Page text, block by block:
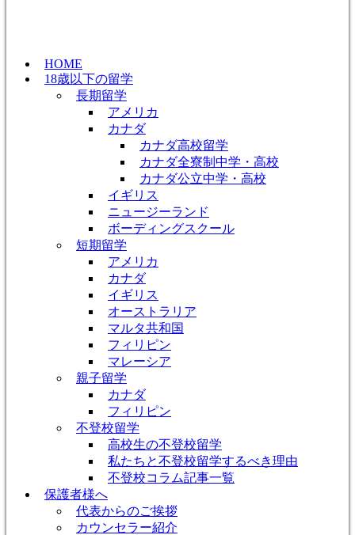
HOME
18歳以下の留学
長期留学
アメリカ
カナダ
カナダ高校留学
カナダ全寮制中学・高校
カナダ公立中学・高校
イギリス
ニュージーランド
ボーディングスクール
短期留学
アメリカ
カナダ
イギリス
オーストラリア
マルタ共和国
フィリピン
マレーシア
親子留学
カナダ
フィリピン
不登校留学
高校生の不登校留学
私たちと不登校留学するべき理由
不登校コラム記事一覧
保護者様へ
代表からのご挨拶
カウンセラー紹介